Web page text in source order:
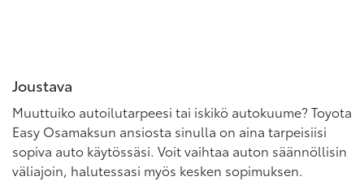
Joustava
Muuttuiko autoilutarpeesi tai iskikö autokuume? Toyota
Easy Osamaksun ansiosta sinulla on aina tarpeisiisi
sopiva auto käytössäsi. Voit vaihtaa auton säännöllisin
väliajoin, halutessasi myös kesken sopimuksen.